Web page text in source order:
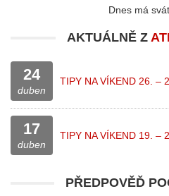
Dnes má
AKTUÁLNĚ Z
24
duben
TIPY NA VÍKEND 26. –
17
duben
TIPY NA VÍKEND 19. –
PŘEDPOVĚĎ